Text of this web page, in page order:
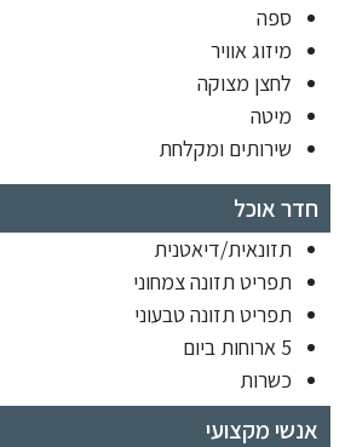
ספה
מיזוג אוויר
לחצן מצוקה
מיטה
שירותים ומקלחת
חדר אוכל
תזונאית/דיאטנית
תפריט תזונה צמחוני
תפריט תזונה טבעוני
5 ארוחות ביום
כשרות
אנשי מקצועי